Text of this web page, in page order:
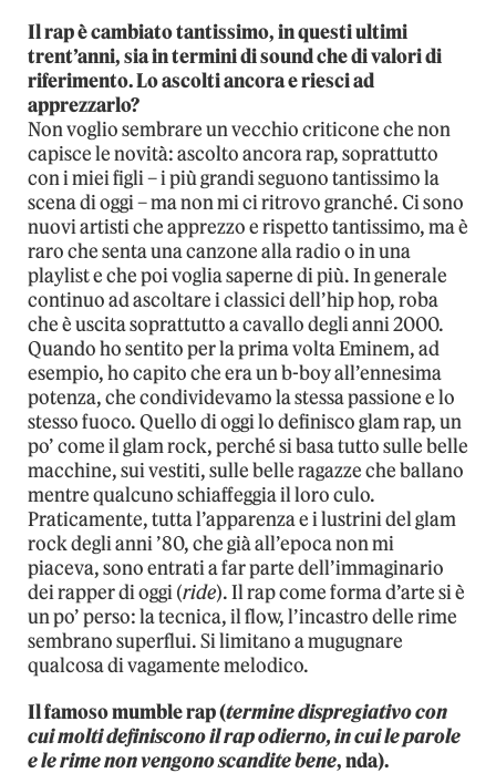
Il rap è cambiato tantissimo, in questi ultimi
trent’anni, sia in termini di sound che di valori di
riferimento. Lo ascolti ancora e riesci ad
apprezzarlo?
Non voglio sembrare un vecchio criticone che non
capisce le novità: ascolto ancora rap, soprattutto
con i miei figli – i più grandi seguono tantissimo la
scena di oggi – ma non mi ci ritrovo granché. Ci sono
nuovi artisti che apprezzo e rispetto tantissimo, ma è
raro che senta una canzone alla radio o in una
playlist e che poi voglia saperne di più. In generale
continuo ad ascoltare i classici dell’hip hop, roba
che è uscita soprattutto a cavallo degli anni 2000.
Quando ho sentito per la prima volta Eminem, ad
esempio, ho capito che era un b-boy all’ennesima
potenza, che condividevamo la stessa passione e lo
stesso fuoco. Quello di oggi lo definisco glam rap, un
po’ come il glam rock, perché si basa tutto sulle belle
macchine, sui vestiti, sulle belle ragazze che ballano
mentre qualcuno schiaffeggia il loro culo.
Praticamente, tutta l’apparenza e i lustrini del glam
rock degli anni ’80, che già all’epoca non mi
piaceva, sono entrati a far parte dell’immaginario
dei rapper di oggi (ride). Il rap come forma d’arte si è
un po’ perso: la tecnica, il flow, l’incastro delle rime
sembrano superflui. Si limitano a mugugnare
qualcosa di vagamente melodico.
Il famoso mumble rap (termine dispregiativo con
cui molti definiscono il rap odierno, in cui le parole
e le rime non vengono scandite bene, nda).